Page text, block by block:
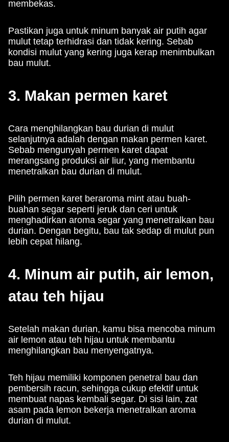
membekas.
Pastikan juga untuk minum banyak air putih agar
mulut tetap terhidrasi dan tidak kering. Sebab
kondisi mulut yang kering juga kerap menimbulkan
bau mulut.
3. Makan permen karet
Cara menghilangkan bau durian di mulut
selanjutnya adalah dengan makan permen karet.
Sebab mengunyah permen karet dapat
merangsang produksi air liur, yang membantu
menetralkan bau durian di mulut.
Pilih permen karet beraroma mint atau buah-
buahan segar seperti jeruk dan ceri untuk
menghadirkan aroma segar yang menetralkan bau
durian. Dengan begitu, bau tak sedap di mulut pun
lebih cepat hilang.
4. Minum air putih, air lemon,
atau teh hijau
Setelah makan durian, kamu bisa mencoba minum
air lemon atau teh hijau untuk membantu
menghilangkan bau menyengatnya.
Teh hijau memiliki komponen penetral bau dan
pembersih racun, sehingga cukup efektif untuk
membuat napas kembali segar. Di sisi lain, zat
asam pada lemon bekerja menetralkan aroma
durian di mulut.